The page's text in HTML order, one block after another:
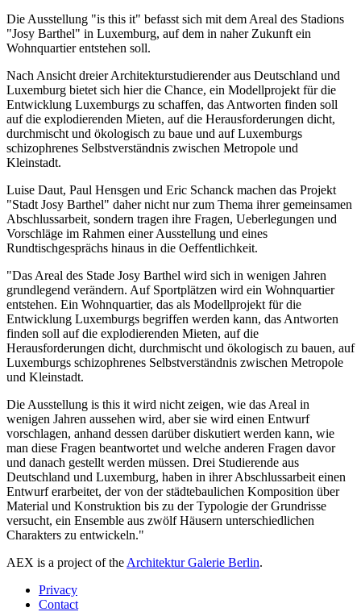
Die Ausstellung "is this it" befasst sich mit dem Areal des Stadions
"Josy Barthel" in Luxemburg, auf dem in naher Zukunft ein
Wohnquartier entstehen soll.
Nach Ansicht dreier Architekturstudierender aus Deutschland und
Luxemburg bietet sich hier die Chance, ein Modellprojekt für die
Entwicklung Luxemburgs zu schaffen, das Antworten finden soll
auf die explodierenden Mieten, auf die Herausforderungen dicht,
durchmischt und ökologisch zu baue und auf Luxemburgs
schizophrenes Selbstverständnis zwischen Metropole und
Kleinstadt.
Luise Daut, Paul Hensgen und Eric Schanck machen das Projekt
"Stadt Josy Barthel" daher nicht nur zum Thema ihrer gemeinsamen
Abschlussarbeit, sondern tragen ihre Fragen, Ueberlegungen und
Vorschläge im Rahmen einer Ausstellung und eines
Rundtischgesprächs hinaus in die Oeffentlichkeit.
"Das Areal des Stade Josy Barthel wird sich in wenigen Jahren
grundlegend verändern. Auf Sportplätzen wird ein Wohnquartier
entstehen. Ein Wohnquartier, das als Modellprojekt für die
Entwicklung Luxemburgs begriffen werden kann, das Antworten
finden soll auf die explodierenden Mieten, auf die
Herausforderungen dicht, durchmischt und ökologisch zu bauen, auf
Luxemburgs schizophrenes Selbstverständnis zwischen Metropole
und Kleinstadt.
Die Ausstellung is this it wird nicht zeigen, wie das Areal in
wenigen Jahren aussehen wird, aber sie wird einen Entwurf
vorschlagen, anhand dessen darüber diskutiert werden kann, wie
man diese Fragen beantwortet und welche anderen Fragen davor
und danach gestellt werden müssen. Drei Studierende aus
Deutschland und Luxemburg, haben in ihrer Abschlussarbeit einen
Entwurf erarbeitet, der von der städtebaulichen Komposition über
Material und Konstruktion bis zu der Typologie der Grundrisse
versucht, ein Ensemble aus zwölf Häusern unterschiedlichen
Charakters zu entwickeln."
AEX is a project of the Architektur Galerie Berlin.
Privacy
Contact